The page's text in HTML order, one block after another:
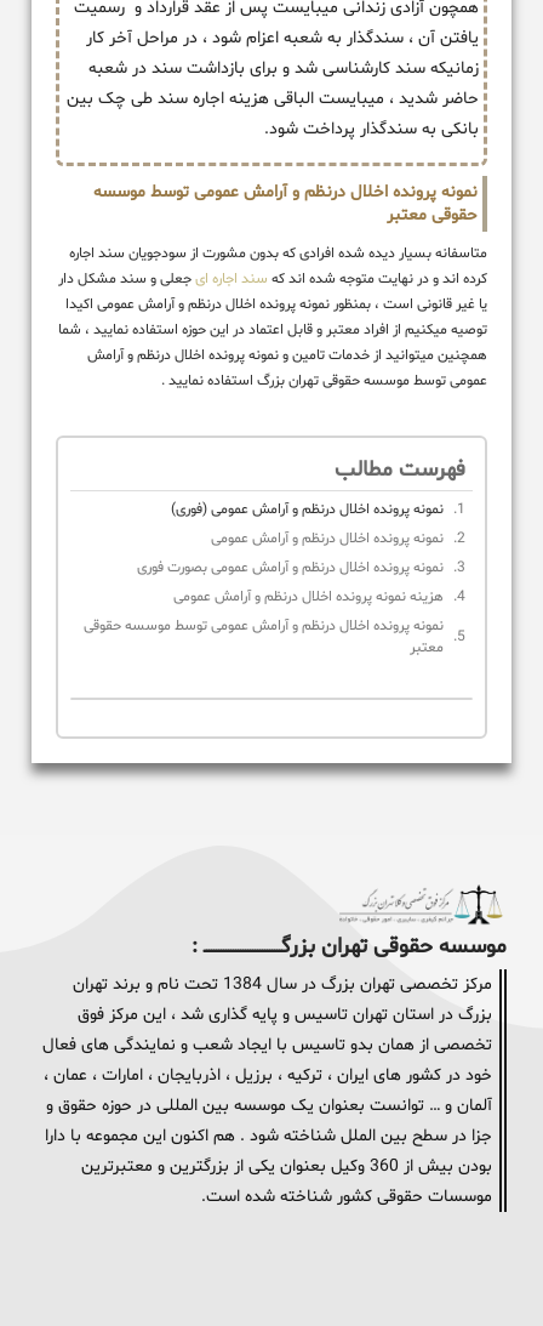
همچون آزادی زندانی میبایست پس از عقد قرارداد و رسمیت
یافتن آن ، سندگذار به شعبه اعزام شود ، در مراحل آخر کار
زمانیکه سند کارشناسی شد و برای بازداشت سند در شعبه
حاضر شدید ، میبایست الباقی هزینه اجاره سند طی چک بین
بانکی به سندگذار پرداخت شود.
نمونه پرونده اخلال درنظم و آرامش عمومی توسط موسسه
حقوقی معتبر
متاسفانه بسیار دیده شده افرادی که بدون مشورت از سودجویان سند اجاره
کرده اند و در نهایت متوجه شده اند که سند اجاره ایجعلی و سند مشکل دار
یا غیر قانونی است ، بمنظور نمونه پرونده اخلال درنظم و آرامش عمومی اکیدا
توصیه میکنیم از افراد معتبر و قابل اعتماد در این حوزه استفاده نمایید ، شما
همچنین میتوانید از خدمات تامین و نمونه پرونده اخلال درنظم و آرامش
عمومی توسط موسسه حقوقی تهران بزرگ استفاده نمایید .
فهرست مطالب
نمونه پرونده اخلال درنظم و آرامش عمومی (فوری)
نمونه پرونده اخلال درنظم و آرامش عمومی
نمونه پرونده اخلال درنظم و آرامش عمومی بصورت فوری
هزینه نمونه پرونده اخلال درنظم و آرامش عمومی
نمونه پرونده اخلال درنظم و آرامش عمومی توسط موسسه حقوقی
معتبر
موسسه حقوقی تهران بزرگــــــــــــــــــــــــــــــــ :
مرکز تخصصی تهران بزرگ در سال 1384 تحت نام و برند تهران
بزرگ در استان تهران تاسیس و پایه گذاری شد ، این مرکز فوق
تخصصی از همان بدو تاسیس با ایجاد شعب و نمایندگی های فعال
خود در کشور های ایران ، ترکیه ، برزیل ، اذربایجان ، امارات ، عمان ،
آلمان و … توانست بعنوان یک موسسه بین المللی در حوزه حقوق و
جزا در سطح بین الملل شناخته شود . هم اکنون این مجموعه با دارا
بودن بیش از 360 وکیل بعنوان یکی از بزرگترین و معتبرترین
موسسات حقوقی کشور شناخته شده است.